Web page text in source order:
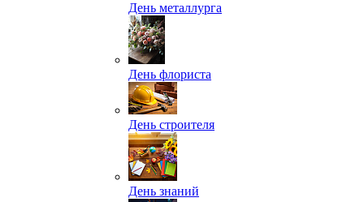
День металлурга
День флориста
День строителя
День знаний